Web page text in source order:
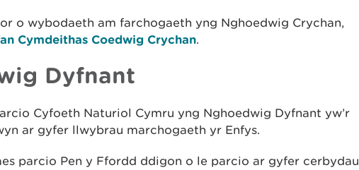
o wybodaeth am farchogaeth yng Nghoedwig Crychan,
Cymdeithas Coedwig Crychan.
Dyfnant
Cyfoeth Naturiol Cymru yng Nghoedwig Dyfnant yw’r
ar gyfer llwybrau marchogaeth yr Enfys.
parcio Pen y Ffordd ddigon o le parcio ar gyfer cerbydau